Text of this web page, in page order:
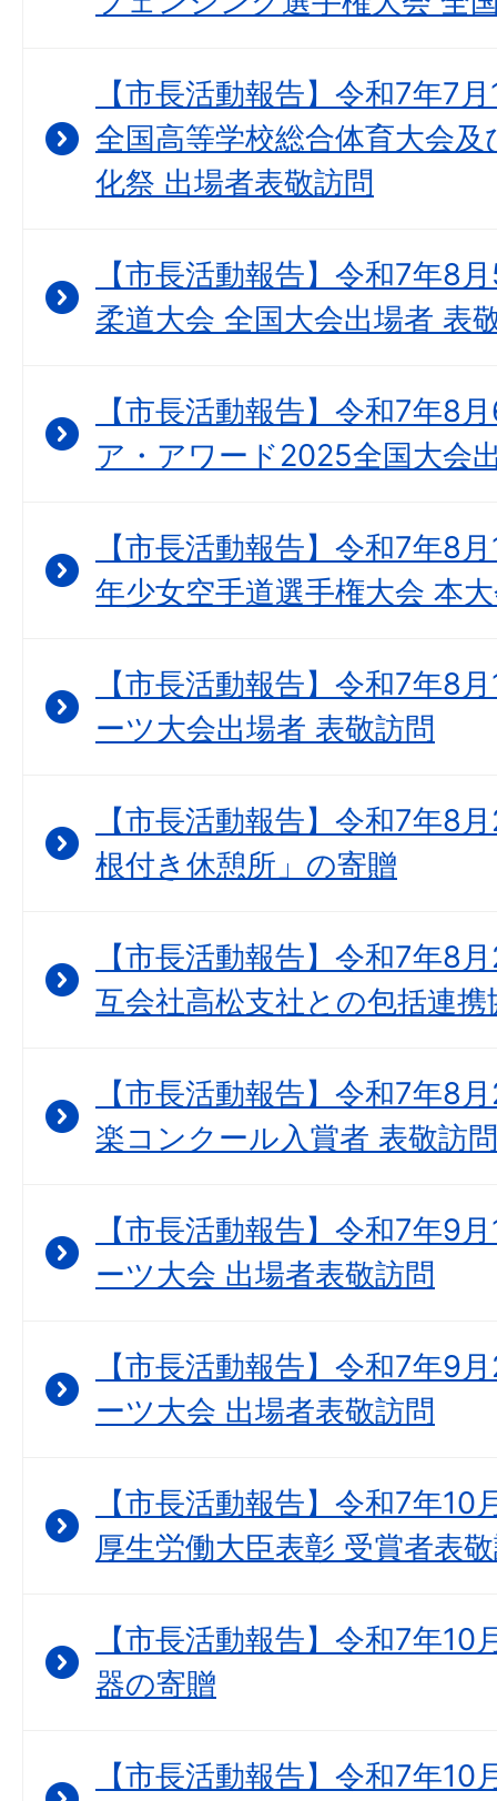
【市長活動報告】令和7年7
全国高等学校総合体育大会
化祭 出場者表敬訪問
【市長活動報告】令和7年8
柔道大会 全国大会出場者 表
【市長活動報告】令和7年8
ア・アワード2025全国大会
【市長活動報告】令和7年8
年少女空手道選手権大会 本
【市長活動報告】令和7年8
ーツ大会出場者 表敬訪問
【市長活動報告】令和7年8
根付き休憩所」の寄贈
【市長活動報告】令和7年8
互会社高松支社との包括連携
【市長活動報告】令和7年8
楽コンクール入賞者 表敬訪問
【市長活動報告】令和7年9
ーツ大会 出場者表敬訪問
【市長活動報告】令和7年9
ーツ大会 出場者表敬訪問
【市長活動報告】令和7年10
厚生労働大臣表彰 受賞者表
【市長活動報告】令和7年10
器の寄贈
【市長活動報告】令和7年